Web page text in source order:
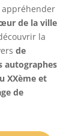
appréhender
de la ville
la
de
autographes
XXème et
de